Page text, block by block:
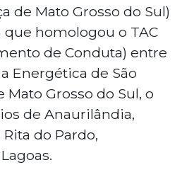
de Mato Grosso do Sul)
homologou o TAC
de Conduta) entre
Energética de São
Mato Grosso do Sul, o
de Anaurilândia,
do Pardo,